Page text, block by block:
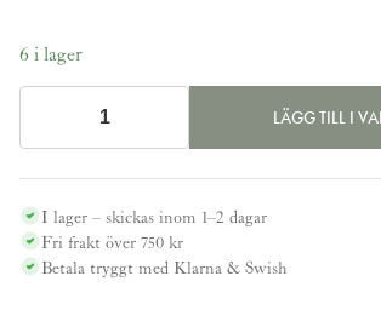
6 i lager
Planteringspinne,
rostfri
mängd
LÄGG TILL I
I lager – skickas inom 1–2 dagar
Fri frakt över 750 kr
Betala tryggt med Klarna & Swish